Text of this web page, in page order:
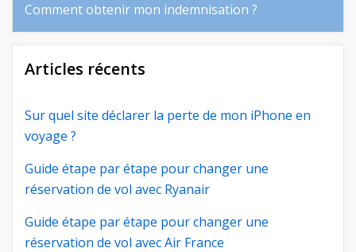
Comment obtenir mon indemnisation ?
Articles récents
Sur quel site déclarer la perte de mon iPhone en
voyage ?
Guide étape par étape pour changer une
réservation de vol avec Ryanair
Guide étape par étape pour changer une
réservation de vol avec Air France